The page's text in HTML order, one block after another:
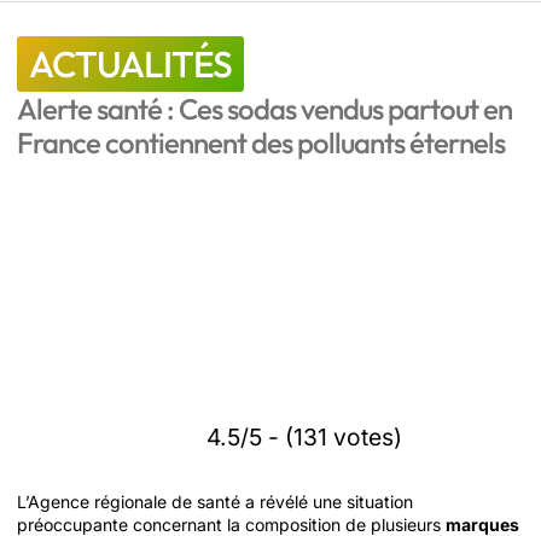
ACTUALITÉS
Alerte santé : Ces sodas vendus partout en
France contiennent des polluants éternels
4.5/5 - (131 votes)
L’Agence régionale de santé a révélé une situation
préoccupante concernant la composition de plusieurs marques